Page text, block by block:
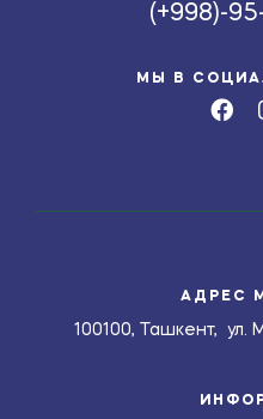
(+998)-
МЫ В
АДРЕС
100100, Ташкент, ул.